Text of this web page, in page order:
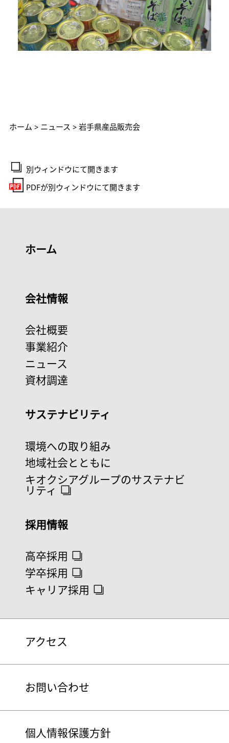
ホーム > ニュース > 岩手県産品販売会
別ウィンドウにて開きます
PDFが別ウィンドウにて開きます
ホーム
会社情報
会社概要
事業紹介
ニュース
資材調達
サステナビリティ
環境への取り組み
地域社会とともに
キオクシアグループのサステナビ
リティ
採用情報
高卒採用
学卒採用
キャリア採用
アクセス
お問い合わせ
個人情報保護方針